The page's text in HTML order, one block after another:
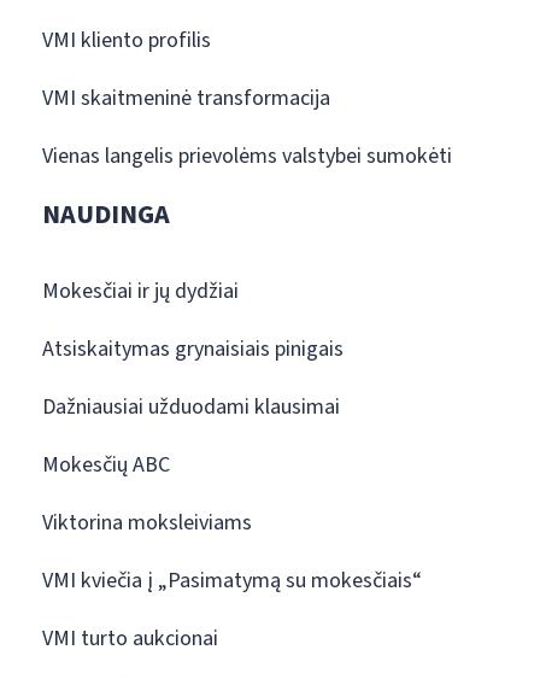
VMI kliento profilis
VMI skaitmeninė transformacija
Vienas langelis prievolėms valstybei sumokėti
NAUDINGA
Mokesčiai ir jų dydžiai
Atsiskaitymas grynaisiais pinigais
Dažniausiai užduodami klausimai
Mokesčių ABC
Viktorina moksleiviams
VMI kviečia į „Pasimatymą su mokesčiais“
VMI turto aukcionai